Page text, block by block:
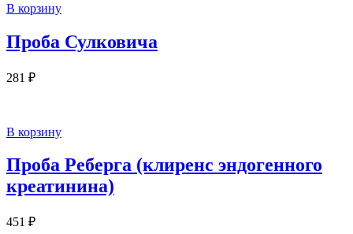
В корзину
Проба Сулковича
281 ₽
В корзину
Проба Реберга (клиренс эндогенного
креатинина)
451 ₽